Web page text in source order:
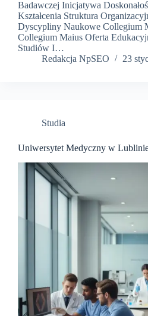
Badawczej Inicjatywa
Kształcenia Struktura
Dyscypliny Naukowe Collegium
Collegium Maius Oferta
Studiów I…
Redakcja NpSEO
23
Studia
Uniwersytet Medyczny w